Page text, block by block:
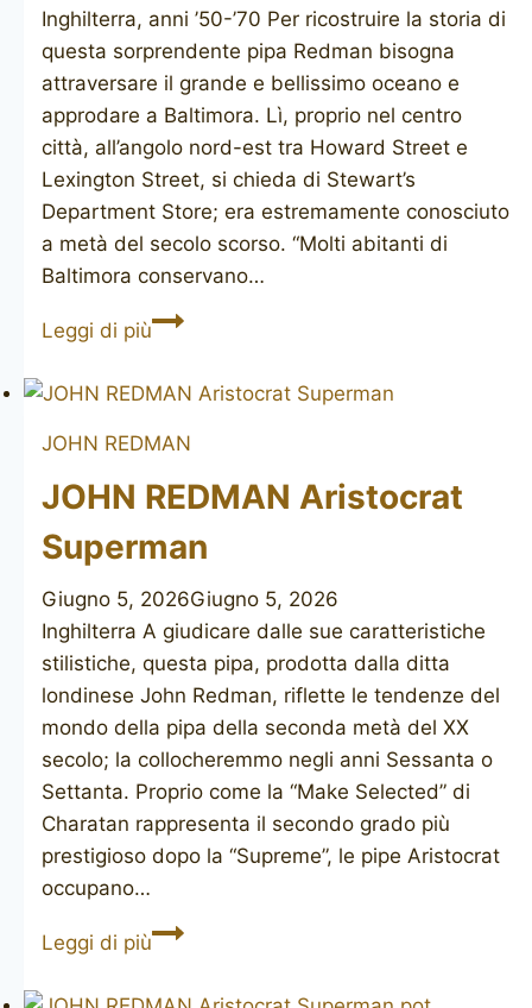
Inghilterra, anni ’50-’70 Per ricostruire la storia di
questa sorprendente pipa Redman bisogna
attraversare il grande e bellissimo oceano e
approdare a Baltimora. Lì, proprio nel centro
città, all’angolo nord-est tra Howard Street e
Lexington Street, si chieda di Stewart’s
Department Store; era estremamente conosciuto
a metà del secolo scorso. “Molti abitanti di
Baltimora conservano…
Leggi di piùJOHN
Aristocrat
Baltimore
JOHN REDMAN
JOHN REDMAN Aristocrat
Superman
Giugno 5, 2026Giugno 5, 2026
Inghilterra A giudicare dalle sue caratteristiche
stilistiche, questa pipa, prodotta dalla ditta
londinese John Redman, riflette le tendenze del
mondo della pipa della seconda metà del XX
secolo; la collocheremmo negli anni Sessanta o
Settanta. Proprio come la “Make Selected” di
Charatan rappresenta il secondo grado più
prestigioso dopo la “Supreme”, le pipe Aristocrat
occupano…
Leggi di piùJOHN
Aristocrat